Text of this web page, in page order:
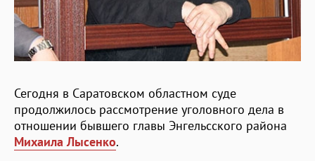
Сегодня в Саратовском областном суде
продолжилось рассмотрение уголовного дела в
отношении бывшего главы Энгельсского района
Михаила Лысенко.